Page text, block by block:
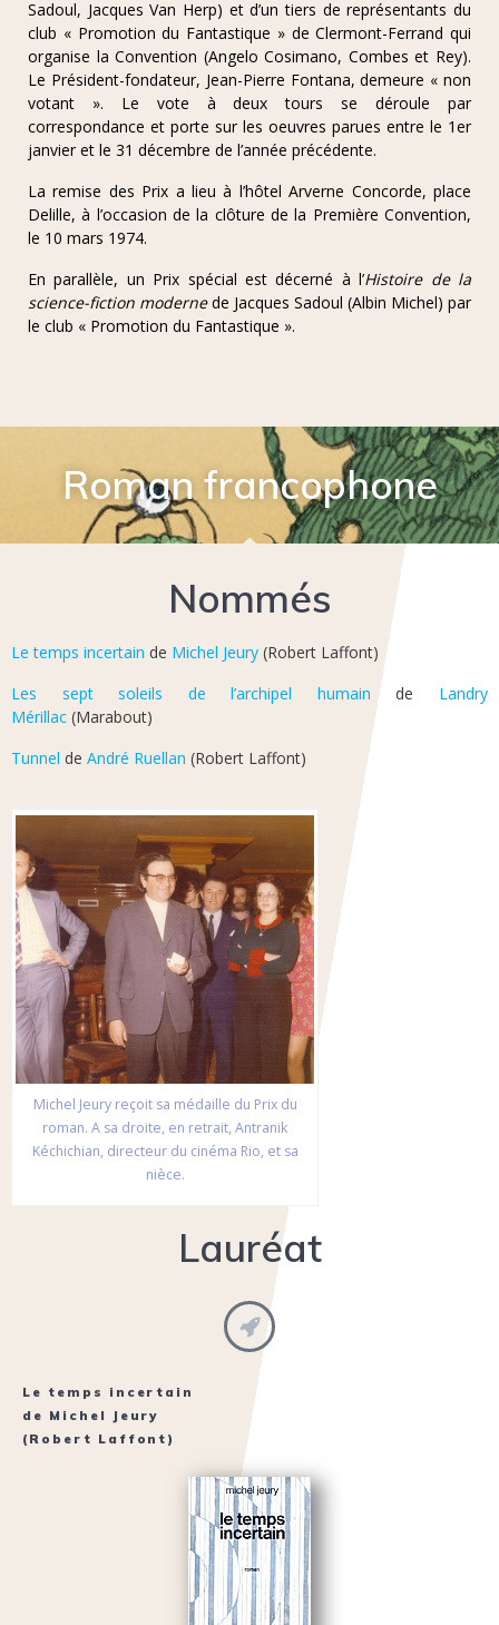
Sadoul, Jacques Van Herp) et d’un tiers de représentants du
club « Promotion du Fantastique » de Clermont-Ferrand qui
organise la Convention (Angelo Cosimano, Combes et Rey).
Le Président-fondateur, Jean-Pierre Fontana, demeure « non
votant ». Le vote à deux tours se déroule par
correspondance et porte sur les oeuvres parues entre le 1er
janvier et le 31 décembre de l’année précédente.
La remise des Prix a lieu à l’hôtel Arverne Concorde, place
Delille, à l’occasion de la clôture de la Première Convention,
le 10 mars 1974.
En parallèle, un Prix spécial est décerné à l’Histoire de la
science-fiction modernede Jacques Sadoul (Albin Michel) par
le club « Promotion du Fantastique ».
Roman francophone
Nommés
Le temps incertain de Michel Jeury (Robert Laffont)
Les sept soleils de l’archipel humain de Landry
Mérillac (Marabout)
Tunnel de André Ruellan (Robert Laffont)
Michel Jeury reçoit sa médaille du Prix du
roman. A sa droite, en retrait, Antranik
Kéchichian, directeur du cinéma Rio, et sa
nièce.
Lauréat
Le temps incertain
de Michel Jeury
(Robert Laffont)